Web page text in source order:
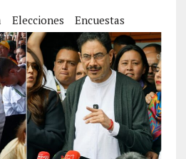
Elecciones Encuestas